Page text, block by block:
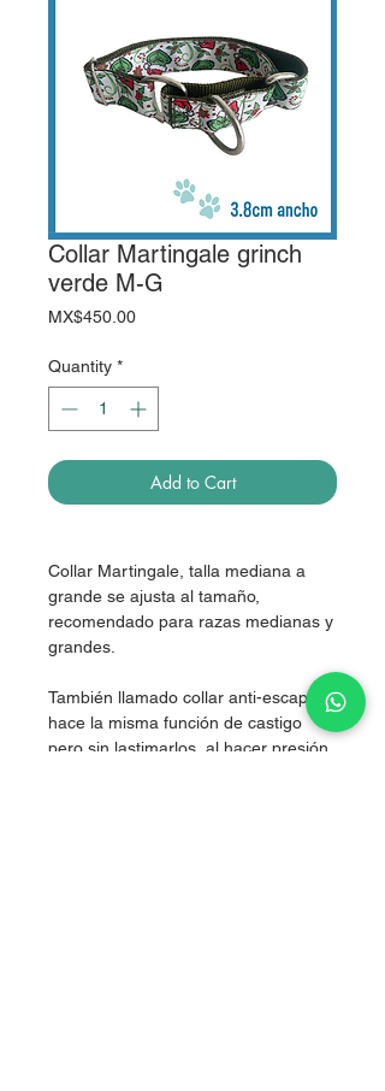
Collar Martingale grinch
verde M-G
MX$450.00Price
Quantity *
Add to Cart
Collar Martingale, talla mediana a
grande se ajusta al tamaño,
recomendado para razas medianas y
grandes.
También llamado collar anti-escape,
hace la misma función de castigo
pero sin lastimarlos, al hacer presión